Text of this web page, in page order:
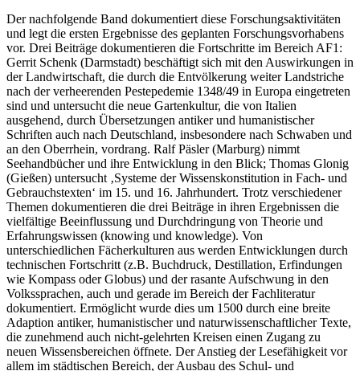
Der nachfolgende Band dokumentiert diese Forschungsaktivitäten
und legt die ersten Ergebnisse des geplanten Forschungsvorhabens
vor. Drei Beiträge dokumentieren die Fortschritte im Bereich AF1:
Gerrit Schenk (Darmstadt) beschäftigt sich mit den Auswirkungen in
der Landwirtschaft, die durch die Entvölkerung weiter Landstriche
nach der verheerenden Pestepedemie 1348/49 in Europa eingetreten
sind und untersucht die neue Gartenkultur, die von Italien
ausgehend, durch Übersetzungen antiker und humanistischer
Schriften auch nach Deutschland, insbesondere nach Schwaben und
an den Oberrhein, vordrang. Ralf Päsler (Marburg) nimmt
Seehandbücher und ihre Entwicklung in den Blick; Thomas Glonig
(Gießen) untersucht ‚Systeme der Wissenskonstitution in Fach- und
Gebrauchstexten‘ im 15. und 16. Jahrhundert. Trotz verschiedener
Themen dokumentieren die drei Beiträge in ihren Ergebnissen die
vielfältige Beeinflussung und Durchdringung von Theorie und
Erfahrungswissen (knowing und knowledge). Von
unterschiedlichen Fächerkulturen aus werden Entwicklungen durch
technischen Fortschritt (z.B. Buchdruck, Destillation, Erfindungen
wie Kompass oder Globus) und der rasante Aufschwung in den
Volkssprachen, auch und gerade im Bereich der Fachliteratur
dokumentiert. Ermöglicht wurde dies um 1500 durch eine breite
Adaption antiker, humanistischer und naturwissenschaftlicher Texte,
die zunehmend auch nicht-gelehrten Kreisen einen Zugang zu
neuen Wissensbereichen öffnete. Der Anstieg der Lesefähigkeit vor
allem im städtischen Bereich, der Ausbau des Schul- und